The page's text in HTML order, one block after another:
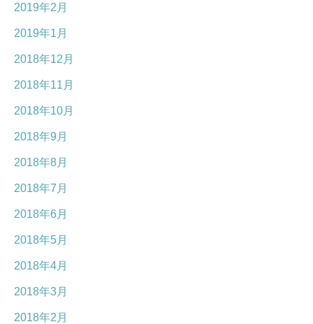
2019年2月
2019年1月
2018年12月
2018年11月
2018年10月
2018年9月
2018年8月
2018年7月
2018年6月
2018年5月
2018年4月
2018年3月
2018年2月